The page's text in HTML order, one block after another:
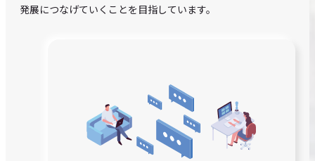
発展につなげていくことを目指しています。